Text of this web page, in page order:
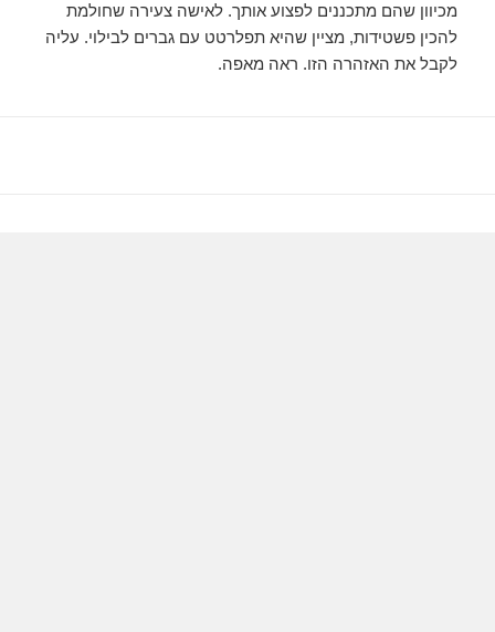
מכיוון שהם מתכננים לפצוע אותך. לאישה צעירה שחולמת
להכין פשטידות, מציין שהיא תפלרטט עם גברים לבילוי. עליה
לקבל את האזהרה הזו. ראה מאפה.